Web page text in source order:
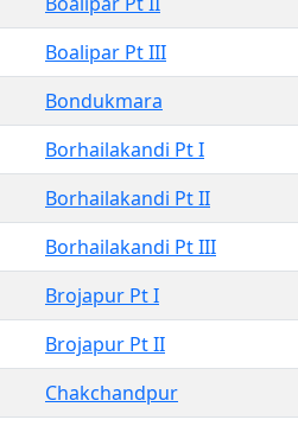
Boalipar Pt III
Bondukmara
Borhailakandi Pt I
Borhailakandi Pt II
Borhailakandi Pt III
Brojapur Pt I
Brojapur Pt II
Chakchandpur